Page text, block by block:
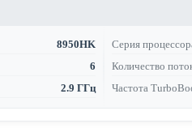
8950HK Серия
6 Количество
2.9 ГГц Частота